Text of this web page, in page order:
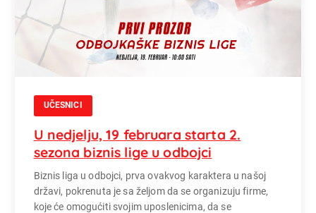
UČESNICI
U nedjelju, 19 februara starta 2.
sezona biznis lige u odbojci
Biznis liga u odbojci, prva ovakvog karaktera u našoj
državi, pokrenuta je sa željom da se organizuju firme,
koje će omogućiti svojim uposlenicima, da se